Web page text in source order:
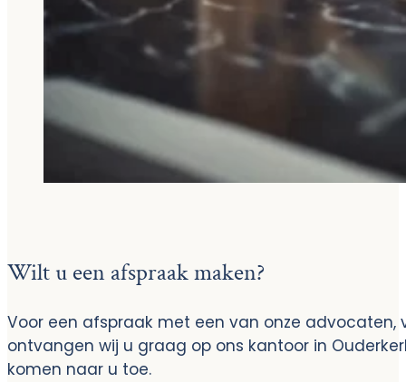
Wilt u een afspraak maken?
Voor een afspraak met een van onze advocaten,
ontvangen wij u graag op ons kantoor in
komen naar u toe.